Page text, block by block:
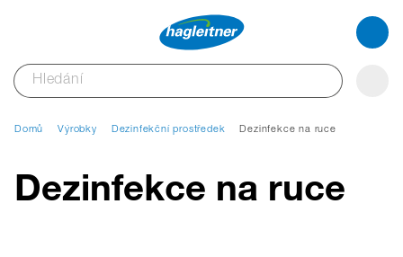
Domů Výrobky Dezinfekční prostředek Dezinfekce na ruce
Dezinfekce na ruce